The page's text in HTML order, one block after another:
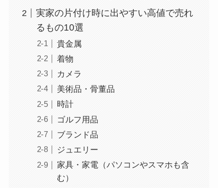
実家の片付け時に出やすい高値で売れ
るもの10選
貴金属
着物
カメラ
美術品・骨董品
時計
ゴルフ用品
ブランド品
ジュエリー
家具・家電（パソコンやスマホも含
む）